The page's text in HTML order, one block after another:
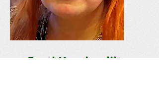
Eesti Karskusliit